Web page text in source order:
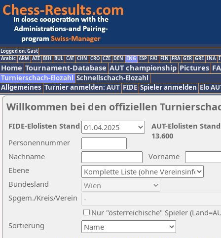
Logged on: Gast
Arabic ARM AZE BIH BUL CAT CHN CRO CZE DEN ENG ESP FAI FIN FRA GER GRE INA
Home Tournament-Database AUT championship Pictures
Turnierschach-Elozahl Schnellschach-Elozahl
Allgemeines Turnier anmelden: AUT FIDE Spieler anmelden Elo
Willkommen bei den offiziellen
Nachname
Vorname
Ebene
Sortierung
Personennummer
Bundesland
Spgem./Kreis/Verein
Nur "österreichische" Spieler
AUT-Elolisten
13.600
FIDE-Elolisten Stand